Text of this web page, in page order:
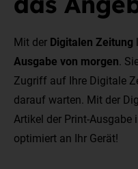
Mit der Digitalen Zeitung
Ausgabe von morgen .
Zugriff auf Ihre Digitale
darauf warten. Mit der
Artikel der Print-
optimiert an Ihr Gerät!